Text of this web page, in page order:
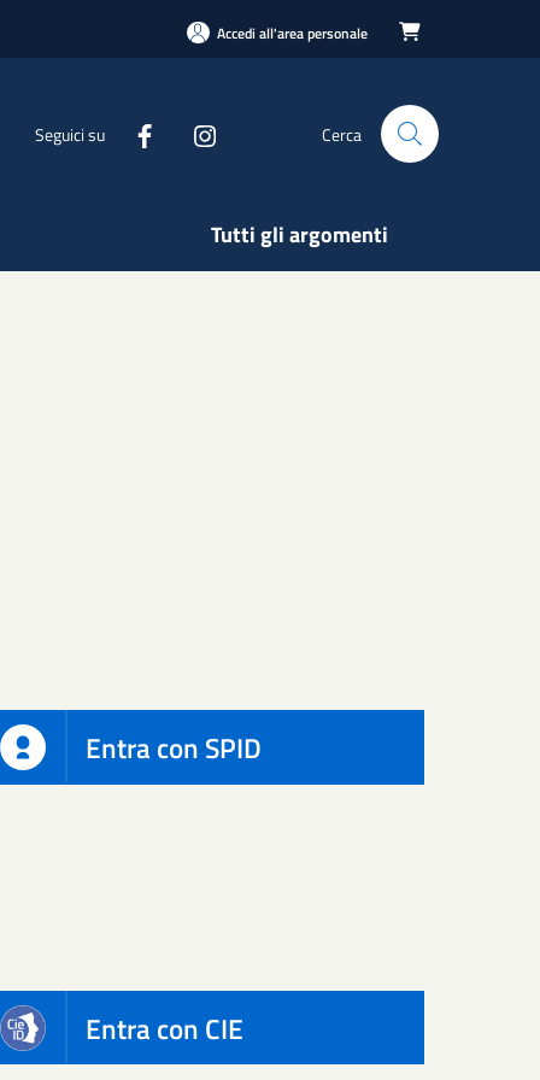
Accedi all'area personale 
Seguici su Cerca
Tutti gli argomenti
Entra con SPID
Entra con CIE